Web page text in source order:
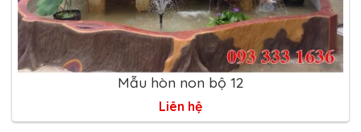
Mẫu hòn non bộ 12
Liên hệ